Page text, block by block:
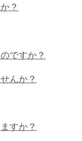
？
ですか？
んか？
すか？